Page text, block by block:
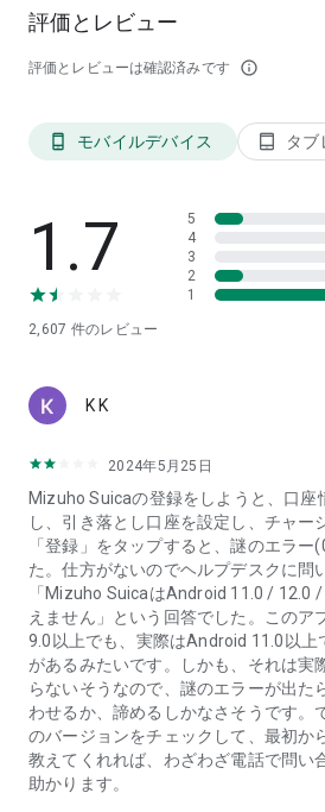
レクトの契約が必要です。
みずほWalletアプリをダウンロード後
Suicaにチャージ（入金）いただくと
全国のICマークのあるお店でお手持ち
※チャージ（入金）限度額：20,000円
【デビットカード（みずほJCBデビッ
みずほWalletアプリをダウンロード後
また、みずほJCBデビットをお持ちで
できます。
全国のQUICPay+マークのあるお店で
す。
【J-Coin Pay】
みずほWalletアプリをダウンロード後
を登録していただくと、すぐに利用で
全国のJ-Coinマークのあるお店でQRコ
■ お得な特典
【デビットカード（みずほJCBデビッ
みずほJCBデビットをご利用いただく
対して0.2～0.4%をキャッシュバック
キャッシュバック率もアップします。
ッシュバック率をみずほWalletアプリ
毎月中旬を目途に、前々月16日～前月
の0.2～0.4%が、「JCBデビツト」名義
評価とレビュー
評価とレビューは確認済みです info_outline
phone_android モバイルデバイス tablet_android タブ
1.7
2,607 件のレビュー
5
4
3
2
1
K K
2024年5月25日
Mizuho Suicaの登録をしようと、口座
し、引き落とし口座を設定し、チャー
「登録」をタップすると、謎のエラ
た。仕方がないのでヘルプデスクに問
「Mizuho SuicaはAndroid 11.0 / 12.0
えません」という回答でした。このア
9.0以上でも、実際はAndroid 11.0以上
があるみたいです。しかも、それは実
らないそうなので、謎のエラーが出た
わせるか、諦めるしかなさそうです。
のバージョンをチェックして、最初か
教えてくれれば、わざわざ電話で問い
助かります。